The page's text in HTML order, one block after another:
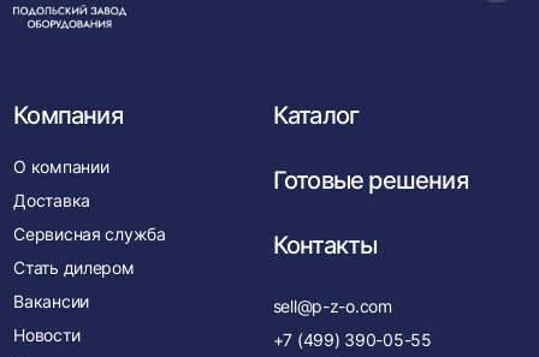
Компания
О компании
Доставка
Сервисная служба
Стать дилером
Вакансии
Новости
Каталог
Готовые решения
Контакты
sell@p-z-o.com
+7 (499) 390-05-55